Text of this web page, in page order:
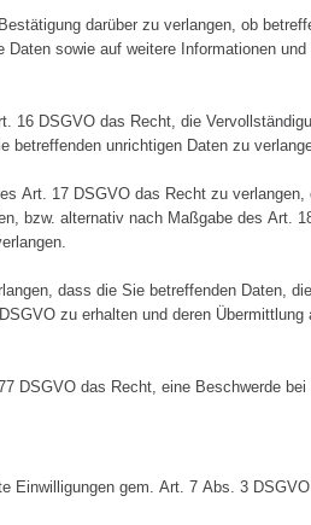
darüber zu verlangen, ob
Daten sowie auf weitere Informationen
16 DSGVO das Recht, die
betreffenden unrichtigen Daten zu
Art. 17 DSGVO das Recht zu verlangen,
bzw. alternativ nach Maßgabe des Art.
dass die Sie betreffenden Daten,
zu erhalten und deren Übermittlung
DSGVO das Recht, eine Beschwerde
Einwilligungen gem. Art. 7 Abs. 3